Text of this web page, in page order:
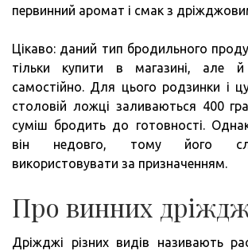
первинний аромат і смак з
Цікаво: даний тип бродильного
тільки купити в магазині, але й
самостійно. Для цього родзинки і
столовій ложці заливаються 400
суміш бродить до готовності. Однак
він недовго, тому його
використовувати за призначенням.
Про винних
Дріжджі різних видів називають